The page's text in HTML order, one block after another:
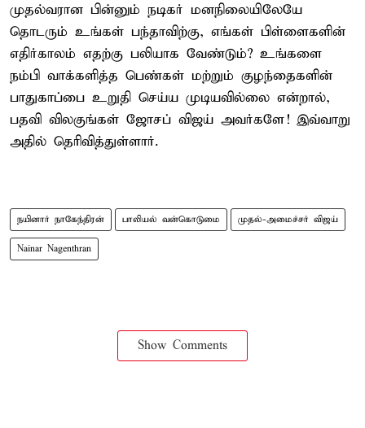
முதல்வரான பின்னும் நடிகர் மனநிலையிலேயே
தொடரும் உங்கள் பந்தாவிற்கு, எங்கள் பிள்ளைகளின்
எதிர்காலம் எதற்கு பலியாக வேண்டும்? உங்களை
நம்பி வாக்களித்த பெண்கள் மற்றும் குழந்தைகளின்
பாதுகாப்பை உறுதி செய்ய முடியவில்லை என்றால்,
பதவி விலகுங்கள் ஜோசப் விஜய் அவர்களே! இவ்வாறு
அதில் தெரிவித்துள்ளார்.
நயினார் நாகேந்திரன் பாலியல் வன்கொடுமை முதல்-அமைச்சர் விஜய்
Nainar Nagenthran
Show Comments